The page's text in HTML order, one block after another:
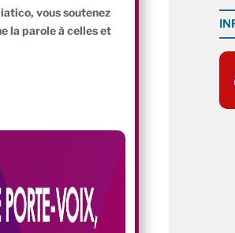
vous soutenez
la parole à celles et